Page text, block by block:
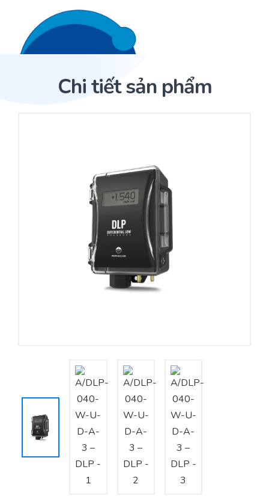
Trang Chủ
Nhà phân phối cảm biến
Nhà sản xuất thiết bị điều khiển
Cung cấp giải pháp quản lý cho toà nhà (BMS)
Bảo trì – Bảo dưỡng hệ thống
Thi công – Lắp đặt hệ thống HVAC
Chi tiết sản phẩm